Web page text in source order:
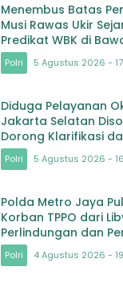
Menembus Batas
Musi Rawas Ukir
Predikat WBK di
AKBP Agung Adhitya
Polri 5 Agustus 2026 -
Diduga Pelayanan
Jakarta Selatan
Dorong Klarifikasi
Polri 5 Agustus 2026 -
Polda Metro Jaya
Korban TPPO dari
Perlindungan dan
Polri 4 Agustus 2026 -